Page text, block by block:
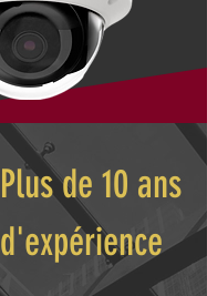
Plus de 10 ans
d'expérience